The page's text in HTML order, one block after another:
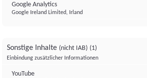
Google Analytics
Google Ireland Limited, Irland
Sonstige Inhalte (nicht IAB) (1)
Einbindung zusätzlicher Informationen
YouTube